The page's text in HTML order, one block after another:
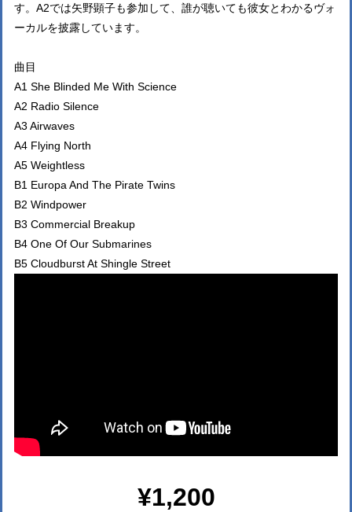
す。A2では矢野顕子も参加して、誰が聴いても彼女とわかるヴォ
ーカルを披露しています。
曲目
A1 She Blinded Me With Science
A2 Radio Silence
A3 Airwaves
A4 Flying North
A5 Weightless
B1 Europa And The Pirate Twins
B2 Windpower
B3 Commercial Breakup
B4 One Of Our Submarines
B5 Cloudburst At Shingle Street
¥1,200